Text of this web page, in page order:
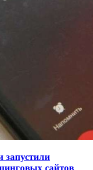
стартует
Волго‑Донской
пройдёт
единства народов
сайтов